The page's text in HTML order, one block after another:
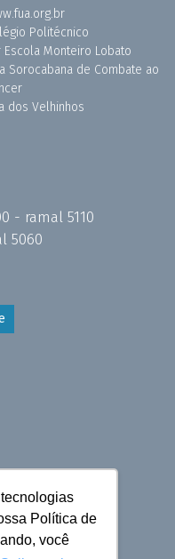
Política de
você
Politécnico
Escola Monteiro Lobato
Sorocabana de Combate ao
dos Velhinhos
- ramal 5110
5060